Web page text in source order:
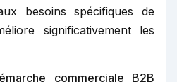
besoins spécifiques de
significativement les
commerciale B2B